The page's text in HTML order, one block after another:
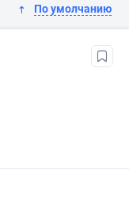
По умолчанию